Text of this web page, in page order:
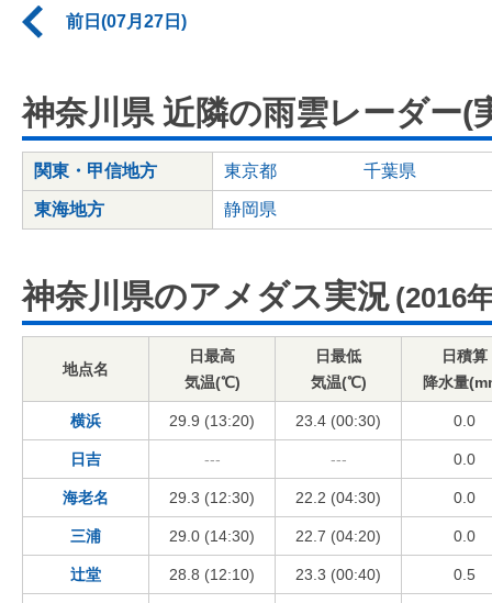
前日(07月27日)
神奈川県 近隣の雨雲レーダー(
関東・甲信地方 東京都 千葉県
東海地方 静岡県
神奈川県のアメダス実況 (2016
地点名
日最高
気温(℃)
日最低
気温(℃)
日積算
降水量
横浜 29.9 (13:20) 23.4 (00:30) 0.0
日吉 --- --- 0.0
海老名 29.3 (12:30) 22.2 (04:30) 0.0
三浦 29.0 (14:30) 22.7 (04:20) 0.0
辻堂 28.8 (12:10) 23.3 (00:40) 0.5